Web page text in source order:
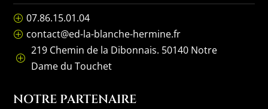
P 07.86.15.01.04
P contact@ed-la-blanche-hermine.fr
P
219 Chemin de la Dibonnais. 50140 Notre
Dame du Touchet
NOTRE PARTENAIRE